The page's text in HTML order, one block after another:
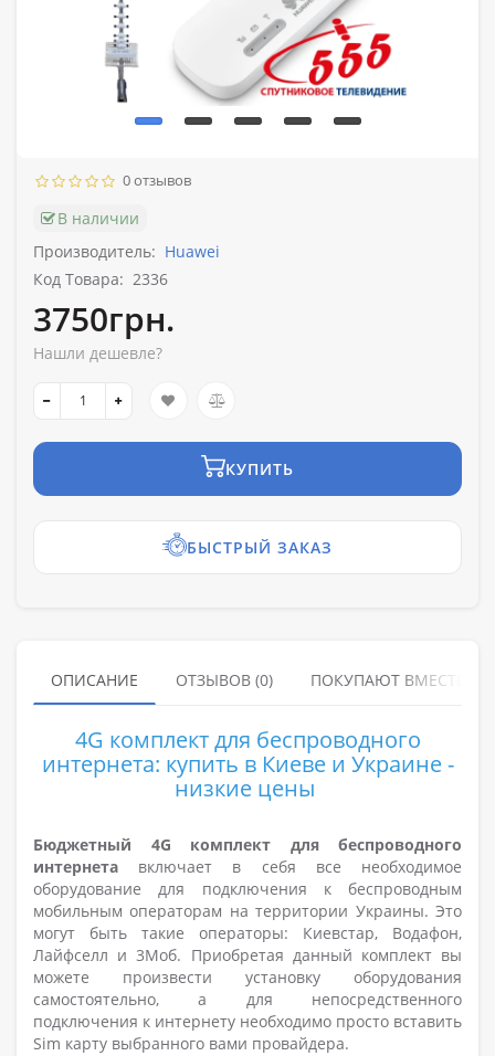
0 отзывов
В наличии
Производитель: Huawei
Код Товара: 2336
3750грн.
Нашли дешевле?
КУПИТЬ
БЫСТРЫЙ ЗАКАЗ
ОПИСАНИЕ ОТЗЫВОВ (0) ПОКУПАЮТ ВМЕСТЕ
4G комплект для беспроводного
интернета: купить в Киеве и Украине -
низкие цены
Бюджетный 4G комплект для беспроводного
интернета включает в себя все необходимое
оборудование для подключения к беспроводным
мобильным операторам на территории Украины. Это
могут быть такие операторы: Киевстар, Водафон,
Лайфселл и 3Моб. Приобретая данный комплект вы
можете произвести установку оборудования
самостоятельно, а для непосредственного
подключения к интернету необходимо просто вставить
Sim карту выбранного вами провайдера.